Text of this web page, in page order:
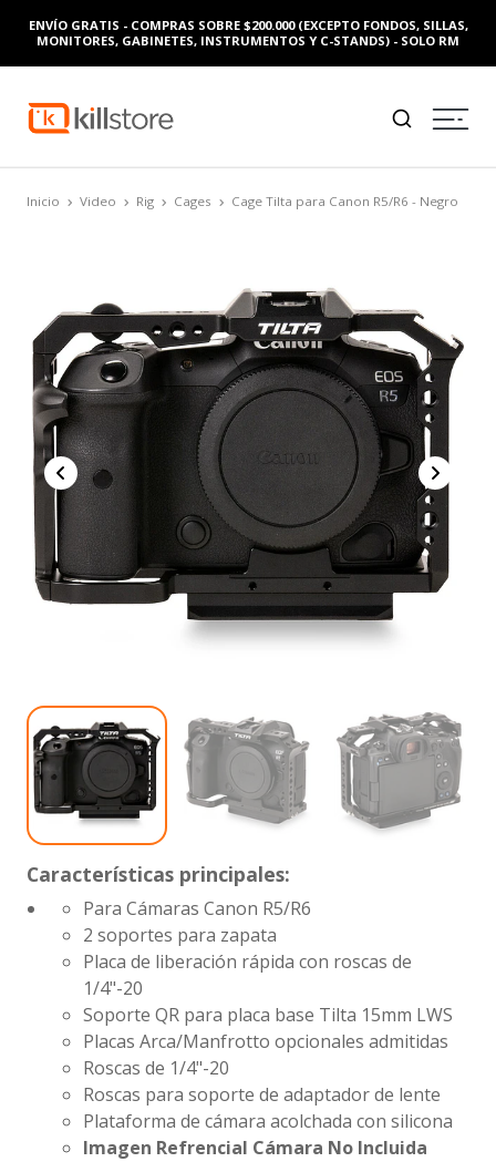
ENVÍO GRATIS - COMPRAS SOBRE $200.000 (EXCEPTO FONDOS, SILLAS,
MONITORES, GABINETES, INSTRUMENTOS Y C-STANDS) - SOLO RM
Inicio Video Rig Cages Cage Tilta para Canon R5/R6 - Negro
Características principales:
Para Cámaras Canon R5/R6
2 soportes para zapata
Placa de liberación rápida con roscas de
1/4"-20
Soporte QR para placa base Tilta 15mm LWS
Placas Arca/Manfrotto opcionales admitidas
Roscas de 1/4"-20
Roscas para soporte de adaptador de lente
Plataforma de cámara acolchada con silicona
Imagen Refrencial Cámara No Incluida